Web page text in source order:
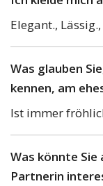
Elegant.,
Was glauben
kennen, am
Ist immer
Was könnte
Partnerin